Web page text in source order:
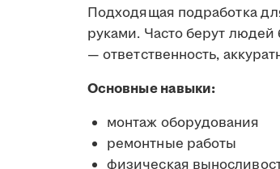
Подходящая подработка
руками. Часто берут людей
— ответственность,
Основные навыки:
монтаж оборудования
ремонтные работы
физическая